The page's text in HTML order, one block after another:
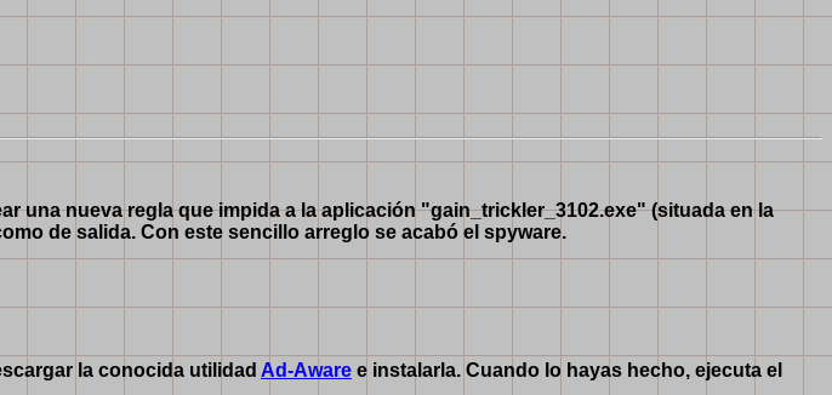
una nueva regla que impida a la aplicación "gain_trickler_3102.exe" (situada en la
de salida. Con este sencillo arreglo se acabó el spyware.
la conocida utilidad Ad-Aware e instalarla. Cuando lo hayas hecho, ejecuta el